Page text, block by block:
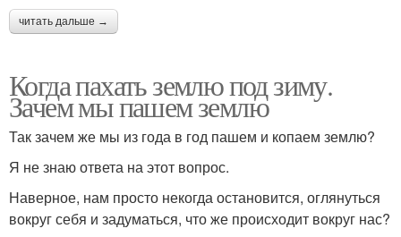
читать дальше →
Когда пахать землю под зиму.
Зачем мы пашем землю
Так зачем же мы из года в год пашем и копаем землю?
Я не знаю ответа на этот вопрос.
Наверное, нам просто некогда остановится, оглянуться
вокруг себя и задуматься, что же происходит вокруг нас?